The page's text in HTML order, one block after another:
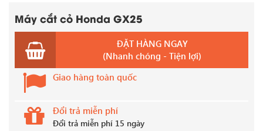
Máy cắt cỏ Honda GX25
ĐẶT HÀNG NGAY
(Nhanh chóng - Tiện lợi)
Giao hàng toàn quốc
Đổi trả miễn phí
Đổi trả miễn phí 15 ngày